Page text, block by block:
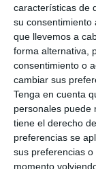
características de
su consentimiento
que llevemos a
forma alternativa,
consentimiento o
cambiar sus
Tenga en cuenta
personales puede
tiene el derecho
preferencias se
sus preferencias
momento
últimos
salud. "Nadal
desgastado
trabajar tan
intensidad
lesión, tiene
convencido
estás al cien
el ex-tenista